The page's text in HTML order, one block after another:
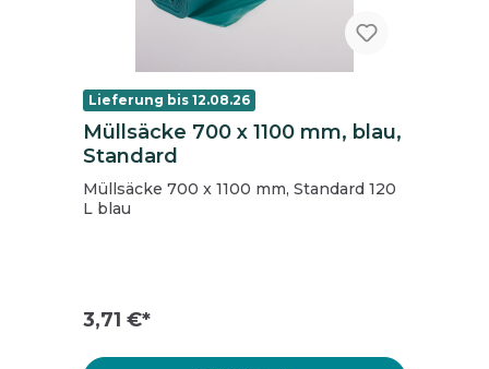
Lieferung bis 12.08.26
Müllsäcke 700 x 1100 mm, blau,
Standard
Müllsäcke 700 x 1100 mm, Standard 120
L blau
3,71 €*